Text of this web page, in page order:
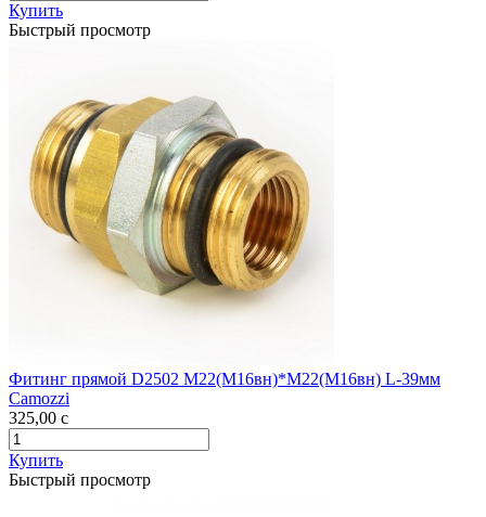
Купить
Быстрый просмотр
Фитинг прямой D2502 М22(М16вн)*М22(М16вн) L-39мм
Camozzi
325,00 c
Купить
Быстрый просмотр